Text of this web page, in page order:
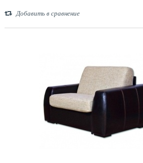
Добавить в сравнение